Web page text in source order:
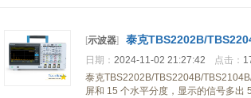
[示波器] 泰克TBS2202B/
日期： 2024-11-02 21:27:42 点击：
泰克TBS2202B/TBS2204B/
屏和 15 个水平分度，显示的信号多出